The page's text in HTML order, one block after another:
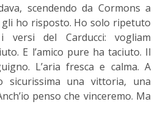
scendendo da Cormons a
gli ho risposto. Ho solo ripetuto
versi del Carducci: vogliam
E l’amico pure ha taciuto. Il
L’aria fresca e calma. A
sicurissima una vittoria, una
penso che vinceremo. Ma